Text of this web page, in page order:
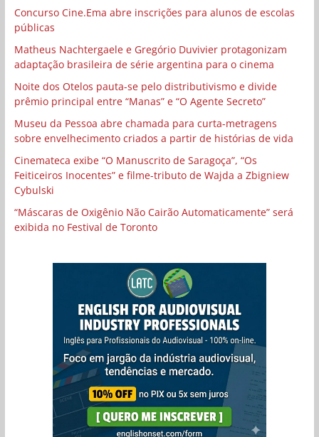
Concurso Cine.Ema abre inscrições para alunos de escolas
públicas
Matheus Nachtergaele e Gregório Duvivier protagonizam
adaptação brasileira de série argentina para o cinema
Noite dos Otelos pauta-se pelo distributivismo e divide
prêmio principal entre “Manas” e “O Agente Secreto”
Museu da Pessoa abre chamada para curta-metragens
sobre envelhecimento criados a partir de histórias de vida
Cinemateca exibe “O Manuscrito de Saragoça”, “Os
Feiticeiros Inocentes” e filme-tributo de Wajda a Zbigniew
Cybulski
“Máscaras de Oxigênio Não Cairão Automaticamente” será
exibida no Festival de Toronto